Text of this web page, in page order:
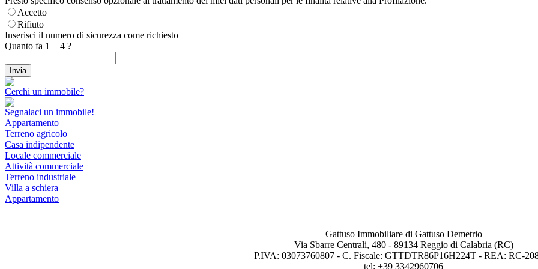
Accetto
Rifiuto
Inserisci il numero di sicurezza come richiesto
Quanto fa 1 + 4 ?
Cerchi un immobile?
Segnalaci un immobile!
Appartamento
Terreno agricolo
Casa indipendente
Locale commerciale
Attività commerciale
Terreno industriale
Villa a schiera
Appartamento
Gattuso Immobiliare di Gattuso Demetrio
Via Sbarre Centrali, 480 - 89134 Reggio di Calabria (RC)
P.IVA: 03073760807 - C. Fiscale: GTTDTR86P16H224T - REA: RC-
tel: +39 3342960706